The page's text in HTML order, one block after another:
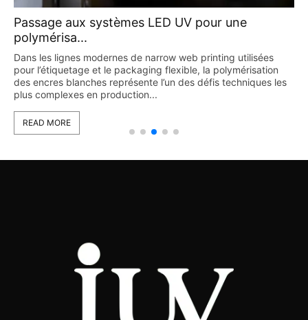
Passage aux systèmes LED UV pour une
polymérisa...
Dans les lignes modernes de narrow web printing utilisées
pour l’étiquetage et le packaging flexible, la polymérisation
des encres blanches représente l’un des défis techniques les
plus complexes en production...
READ MORE